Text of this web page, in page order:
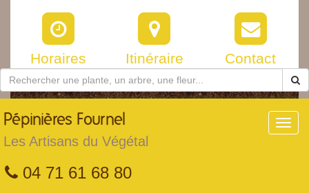
Horaires Itinéraire Contact
Pépinières Fournel
Les Artisans du Végétal
04 71 61 68 80